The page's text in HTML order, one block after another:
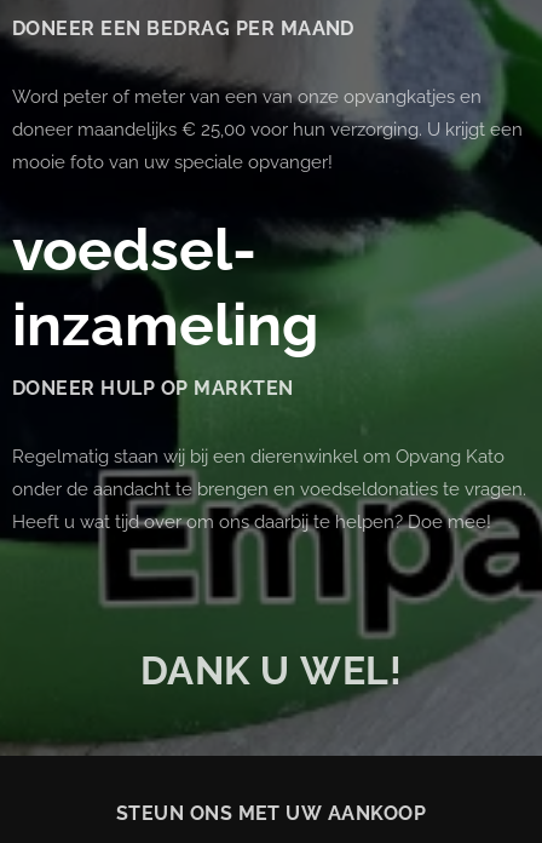
DONEER EEN BEDRAG PER MAAND
Word peter of meter van een van onze opvangkatjes en
doneer maandelijks € 25,00 voor hun verzorging. U krijgt een
mooie foto van uw speciale opvanger!
voedsel-
inzameling
DONEER HULP OP MARKTEN
Regelmatig staan wij bij een dierenwinkel om Opvang Kato
onder de aandacht te brengen en voedseldonaties te vragen.
Heeft u wat tijd over om ons daarbij te helpen? Doe mee!
DANK U WEL!
STEUN ONS MET UW AANKOOP